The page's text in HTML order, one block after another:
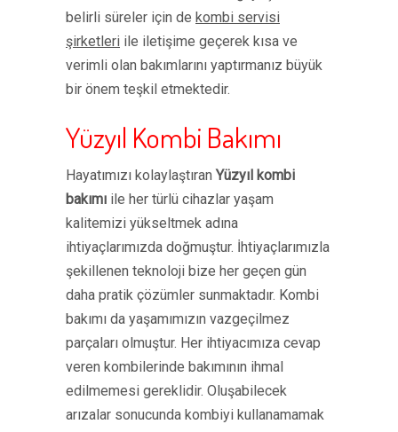
belirli süreler için de kombi servisi
şirketleri ile iletişime geçerek kısa ve
verimli olan bakımlarını yaptırmanız büyük
bir önem teşkil etmektedir.
Yüzyıl Kombi Bakımı
Hayatımızı kolaylaştıranYüzyıl kombi
bakımı ile her türlü cihazlar yaşam
kalitemizi yükseltmek adına
ihtiyaçlarımızda doğmuştur. İhtiyaçlarımızla
şekillenen teknoloji bize her geçen gün
daha pratik çözümler sunmaktadır. Kombi
bakımı da yaşamımızın vazgeçilmez
parçaları olmuştur. Her ihtiyacımıza cevap
veren kombilerinde bakımının ihmal
edilmemesi gereklidir. Oluşabilecek
arızalar sonucunda kombiyi kullanamamak